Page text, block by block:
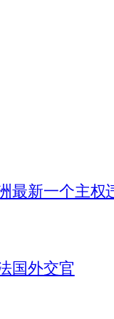
最新一个主权
国外交官